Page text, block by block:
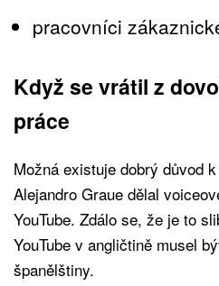
pracovníci
Když se vrátil z
práce
Možná existuje dobrý důvod
Alejandro Graue dělal
YouTube. Zdálo se, že je to
YouTube v angličtině musel
španělštiny.